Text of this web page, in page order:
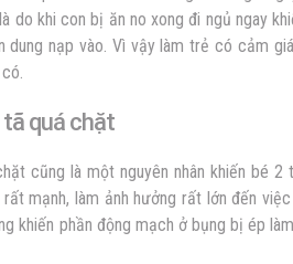
là do khi con bị ăn no xong đi ngủ ngay
dung nạp vào. Vì vậy làm trẻ có cảm
tã quá chặt
cũng là một nguyên nhân khiến bé 2
mạnh, làm ảnh hưởng rất lớn đến
khiến phần động mạch ở bụng bị ép